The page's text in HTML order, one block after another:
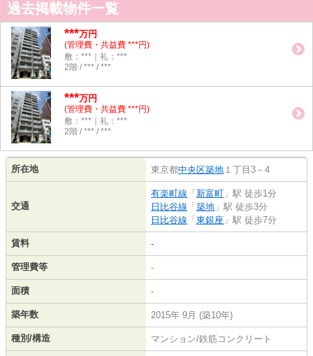
過去掲載物件一覧
***万円
(管理費・共益費 ***円)
敷：***｜礼：***
2階 / *** / ***
***万円
(管理費・共益費 ***円)
敷：***｜礼：***
2階 / *** / ***
所在地 東京都中央区築地 １丁目3－4
交通
有楽町線 「 新富町 」駅 徒歩1分
日比谷線 「 築地 」駅 徒歩3分
日比谷線 「 東銀座 」駅 徒歩7分
賃料 -
管理費等 -
面積 -
築年数 2015年 9月 (築10年)
種別/構造 マンション/鉄筋コンクリート